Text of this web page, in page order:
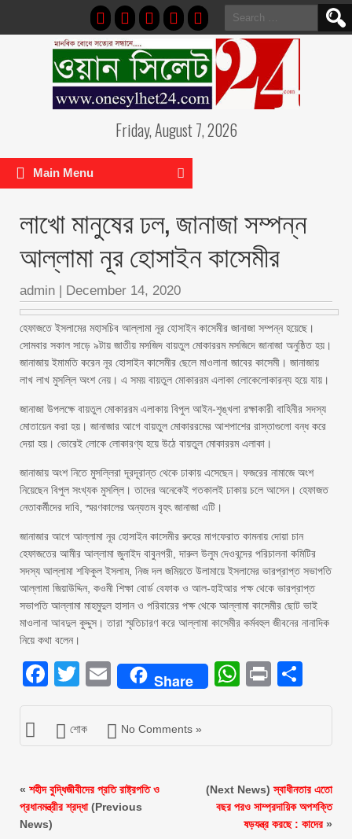
Search
for:
Friday, August 7, 2026
Main Menu
লাখো মানুষের ঢল, জানাজা সম্পন্ন
আল্লামা নূর হোসাইন কাসেমীর
admin | December 14, 2020
হেফাজতে ইসলামের মহাসচিব আল্লামা নূর হোসাইন কাসেমীর জানাজা সম্পন্ন হয়েছে।
সোমবার সকাল সাড়ে ৯টায় জাতীয় মসজিদ বায়তুল মোকাররম মসজিদে জানাজা অনুষ্ঠিত হয়।
জানাজায় ইমামতি করেন নূর হোসাইন কাসেমীর ছেলে মাওলানা জাবের কাসেমী। জানাজায়
লাখ লাখ মুসল্লি অংশ নেয়। এ সময় বায়তুল মোকাররম এলাকা লোকেলোকারন্য হয়ে যায়।
জানাজা উপলক্ষে বায়তুল মোকাররম এলাকায় বিপুল আইন-শৃঙ্খলা রক্ষাকারী বাহিনীর সদস্য
মোতায়েন করা হয়। জানাজার আগে বায়তুল মোকাররমের আশপাশের রাস্তাগুলো বন্ধ করে
দেয়া হয়। ভোরেই লোকে লোকারণ্য হয়ে উঠে বায়তুল মোকাররম এলাকা।
জানাজায় অংশ নিতে মুসল্লিরা দূরদূরান্ত থেকে ঢাকায় এসেছেন। ফজরের নামাজে অংশ
নিয়েছেন বিপুল সংখ্যক মুসল্লি। তাদের অনেকেই গতকালই ঢাকায় চলে আসেন। হেফাজত
নেতাকর্মীদের দাবি, স্মরণকালের অন্যতম বৃহৎ জানাজা এটি।
জানাজার আগে আল্লামা নূর হোসাইন কাসেমীর রুহের মাগফেরাত কামনায় দোয়া চান
হেফাজতের আমীর আল্লামা জুনাইদ বাবুনগরী, দারুল উলুম দেওবন্দের পরিচালনা কমিটির
সদস্য আল্লামা শফিকুল ইসলাম, নিজ দল জমিয়তে উলামায়ে ইসলামের ভারপ্রাপ্ত সভাপতি
আল্লামা জিয়াউদ্দিন, কওমী শিক্ষা বোর্ড বেফাক ও আল-হাইআর পক্ষ থেকে ভারপ্রাপ্ত
সভাপতি আল্লামা মাহমুদুল হাসান ও পরিবারের পক্ষ থেকে আল্লামা কাসেমীর ছোট ভাই
মাওলানা আবদুল কুদ্দুস। তারা স্মৃতিচারণ করে আল্লামা কাসেমীর কর্মবহুল জীবনের নানাদিক
নিয়ে কথা বলেন।
Facebook
Twitter
EmailShare Print
শোক No Comments »
« শহীদ বুদ্ধিজীবীদের প্রতি রাষ্ট্রপতি ও
প্রধানমন্ত্রীর শ্রদ্ধা(Previous
News)
(Next News)স্বাধীনতার এতো
বছর পরও সাম্প্রদায়িক অপশক্তি
ষড়যন্ত্র করছে : কাদের»